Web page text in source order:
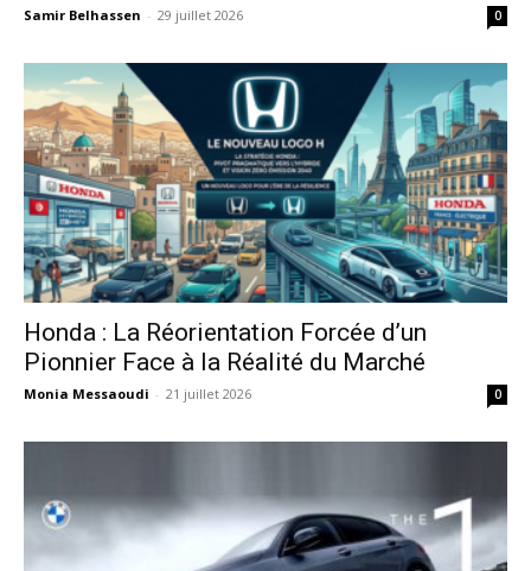
Samir Belhassen - 29 juillet 2026 0
Honda : La Réorientation Forcée d’un
Pionnier Face à la Réalité du Marché
Monia Messaoudi - 21 juillet 2026 0